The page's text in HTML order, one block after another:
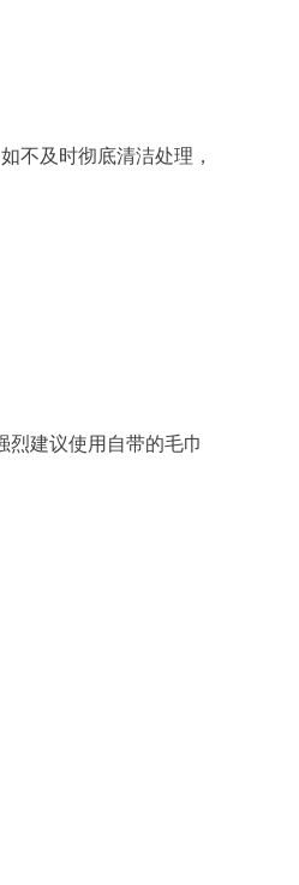
不及时彻底清洁处理，
烈建议使用自带的毛巾